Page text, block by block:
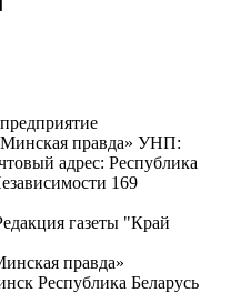
правда» УНП:
адрес: Республика
169
газеты "Край
правда»
Республика Беларусь